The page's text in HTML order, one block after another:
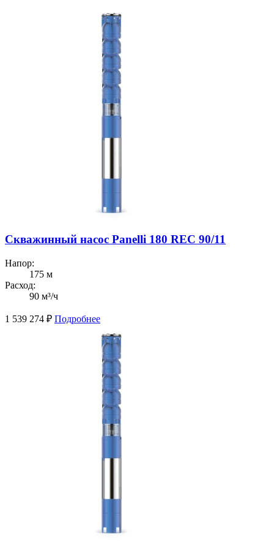
Скважинный насос Panelli 180 REC 90/11
Напор:
175 м
Расход:
90 м³/ч
1 539 274 ₽ Подробнее